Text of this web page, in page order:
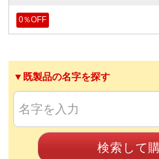
0％OFF
▼既製品の名字を探す
検索して